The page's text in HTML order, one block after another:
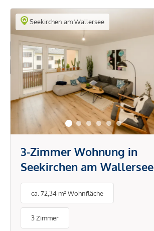
Seekirchen am Wallersee
3-Zimmer Wohnung in
Seekirchen am Wallersee
ca. 72,34 m² Wohnfläche
3 Zimmer